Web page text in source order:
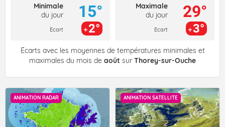
Minimale
du jour
Ecart
15°
2°
Maximale
du jour
Ecart
29°
3°
Écarts avec les moyennes de températures minimales et
maximales du mois de août sur Thorey-sur-Ouche
ANIMATION RADAR ANIMATION SATELLITE